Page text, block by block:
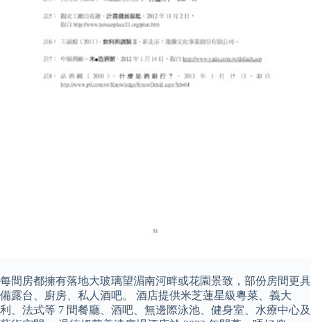
每間房都擁有落地大玻璃望湄南河畔或花園景致，部份房間更具
備露台、廚房、私人酒吧。 酒店提供米芝蓮星級粵菜、義大
利、法式等 7 間餐廳、酒吧、無邊際泳池、健身室、水療中心及